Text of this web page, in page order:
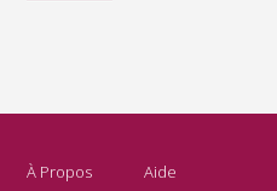
À Propos
Aide